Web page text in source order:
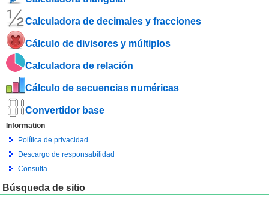
Calculadora de decimales y fracciones
Cálculo de divisores y múltiplos
Calculadora de relación
Cálculo de secuencias numéricas
Convertidor base
Information
Política de privacidad
Descargo de responsabilidad
Consulta
Búsqueda de sitio